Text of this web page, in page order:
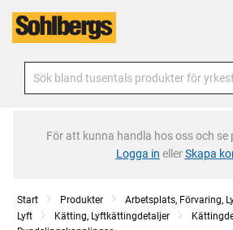
För att kunna handla hos oss och se
Logga in ellerSkapa
Start Produkter
Arbetsplats, Förvaring,
Lyft
Kätting, Lyftkättingdetaljer